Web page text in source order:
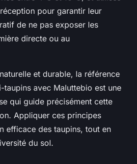
pour garantir leur
de ne pas exposer les
directe ou au
et durable, la référence
taupins avec Maluttebio est une
qui guide précisément cette
Appliquer ces principes
efficace des taupins, tout en
du sol.